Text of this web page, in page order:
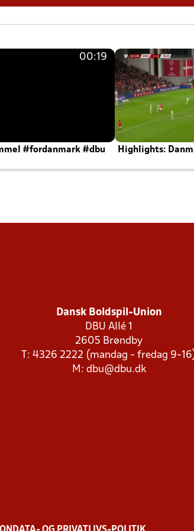
00:19
#fordanmark #dbu
Highlights:
Dansk Boldspil-Union
DBU Allé 1
2605 Brøndby
T: 4326 2222 (mandag - fredag 9-
M: dbu@dbu.dk